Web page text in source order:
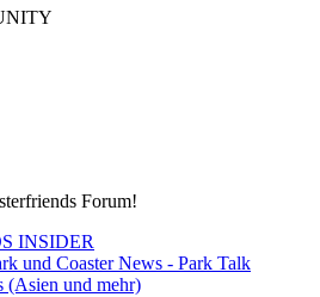
Forum!
INSIDER
und Coaster News - Park Talk
und mehr)